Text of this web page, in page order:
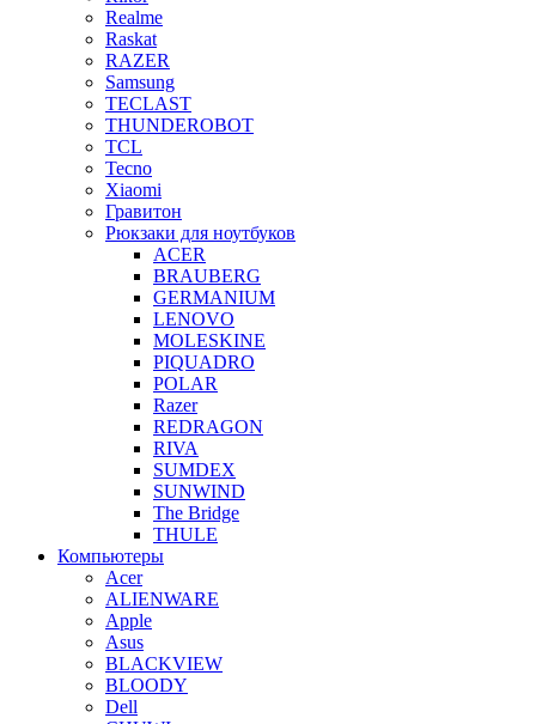
Realme
Raskat
RAZER
Samsung
TECLAST
THUNDEROBOT
TCL
Tecno
Xiaomi
Гравитон
Рюкзаки для ноутбуков
ACER
BRAUBERG
GERMANIUM
LENOVO
MOLESKINE
PIQUADRO
POLAR
Razer
REDRAGON
RIVA
SUMDEX
SUNWIND
The Bridge
THULE
Компьютеры
Acer
ALIENWARE
Apple
Asus
BLACKVIEW
BLOODY
Dell